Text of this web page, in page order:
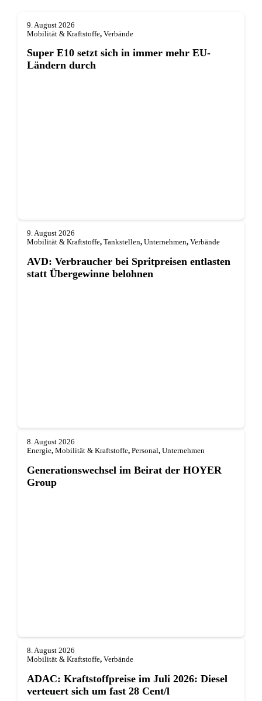
9. August 2026
Mobilität & Kraftstoffe, Verbände
Super E10 setzt sich in immer mehr EU-
Ländern durch
9. August 2026
Mobilität & Kraftstoffe, Tankstellen, Unternehmen, Verbände
AVD: Verbraucher bei Spritpreisen entlasten
statt Übergewinne belohnen
8. August 2026
Energie, Mobilität & Kraftstoffe, Personal, Unternehmen
Generationswechsel im Beirat der HOYER
Group
8. August 2026
Mobilität & Kraftstoffe, Verbände
ADAC: Kraftstoffpreise im Juli 2026: Diesel
verteuert sich um fast 28 Cent/l